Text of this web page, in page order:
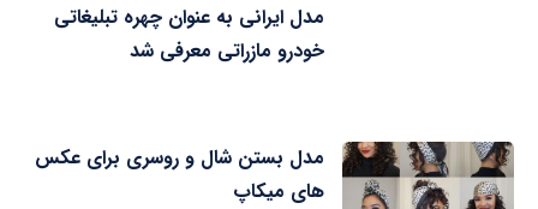
مدل ایرانی به عنوان چهره تبلیغاتی
خودرو مازراتی معرفی شد
مدل بستن شال و روسری برای عکس
های میکاپ